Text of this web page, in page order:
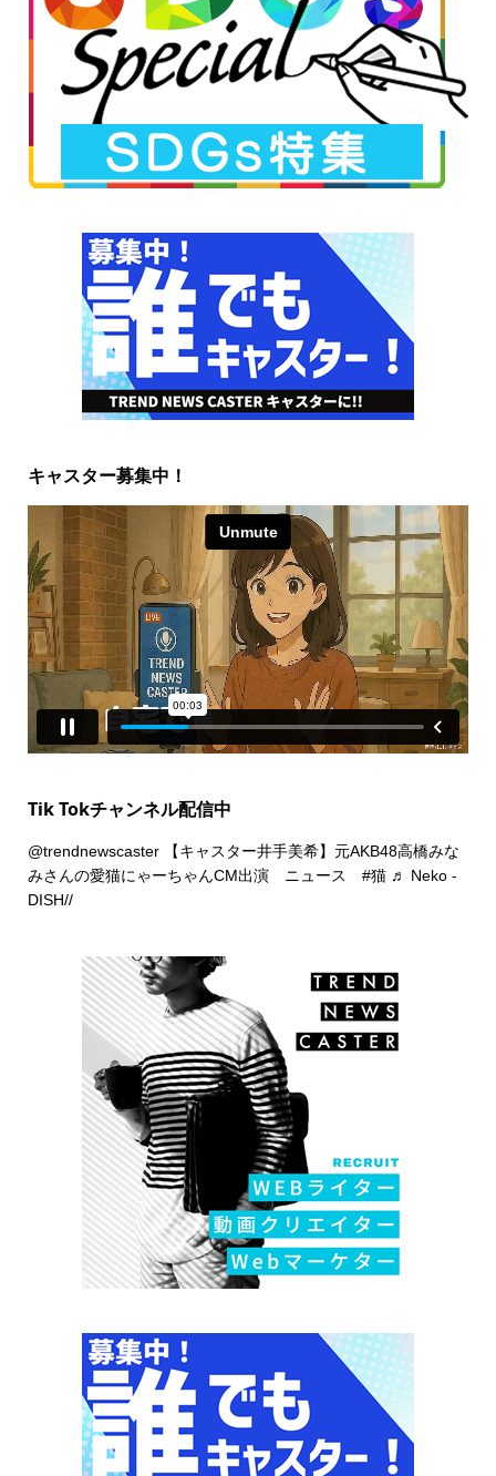
キャスター募集中！
Tik Tokチャンネル配信中
@trendnewscaster【キャスター井手美希】元AKB48高橋みな
みさんの愛猫にゃーちゃんCM出演 ニュース #猫 ♬ Neko -
DISH//